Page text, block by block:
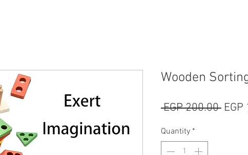
Wooden
EGP 200.00
Quantity *